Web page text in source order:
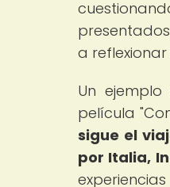
a
Un
película
sigue el
por Italia,